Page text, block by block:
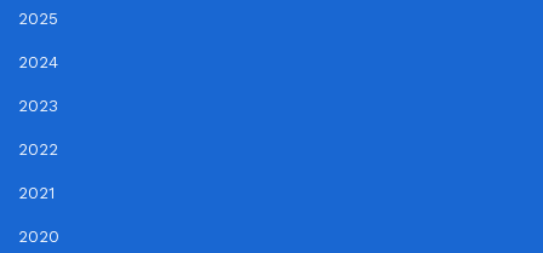
2025
2024
2023
2022
2021
2020